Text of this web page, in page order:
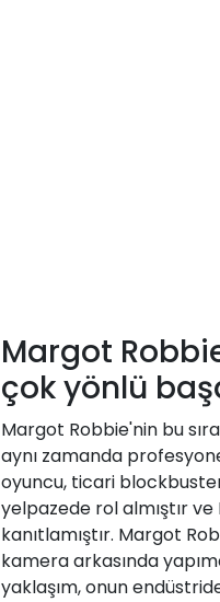
Margot
çok yönlü
Margot Robbie'nin bu
aynı zamanda
oyuncu, ticari
yelpazede rol almıştır
kanıtlamıştır. Margot
kamera arkasında
yaklaşım, onun